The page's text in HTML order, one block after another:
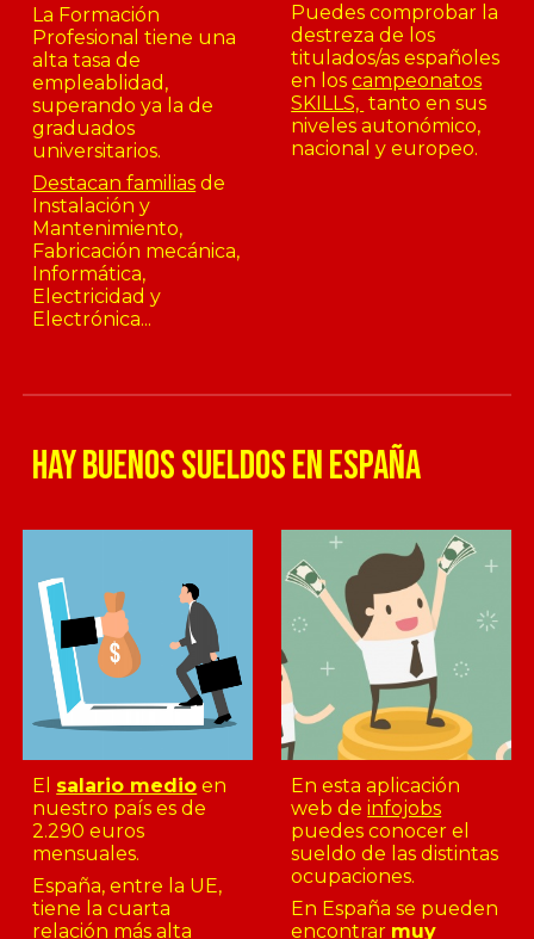
La Formación
Profesional tiene una
alta tasa de
empleablidad,
superando ya la de
graduados
universitarios.
Destacan familias de
Instalación y
Mantenimiento,
Fabricación mecánica,
Informática,
Electricidad y
Electrónica...
Puedes comprobar la
destreza de los
titulados/as españoles
en loscampeonatos
SKILLS, tantoen sus
niveles autonómico,
nacional y europeo.
HAY BUENOS SUELDOS EN ESPAÑA
El salario medio en
nuestro país es de
2.290 euros
mensuales.
España, entre la UE,
tiene la cuarta
relación más alta
En esta aplicación
web deinfojobs
puedes conocer el
sueldo de las distintas
ocupaciones.
En España se pueden
encontrar muy